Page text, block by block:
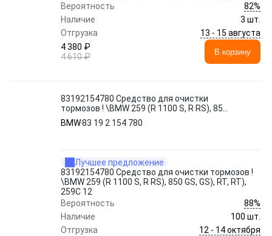
Вероятность
82%
Наличие
3 шт.
Отгрузка
13 - 15 августа
4 380 ₽
4 610 ₽
В корзину
83192154780 Средство для очистки
тормозов ! \BMW 259 (R 1100 S, R RS), 850
GS, GS), RT, RT), 259C 12
BMW83 19 2 154 780
Лучшее предложение
83192154780 Средство для очистки тормозов !
\BMW 259 (R 1100 S, R RS), 850 GS, GS), RT, RT),
259C 12
Вероятность
88%
Наличие
100 шт.
Отгрузка
12 - 14 октября